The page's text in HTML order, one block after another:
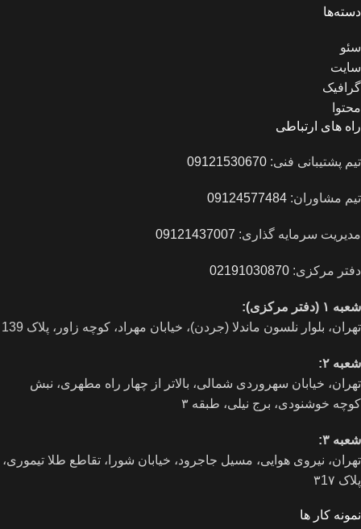
دسته‌ها
سئو
سایت
گرافیک
محتوا
راه های ارتباطی
تیم پشتیبانی فنی: 09121530670
تیم مشاوران: 09124577484
مدیریت سرمایه گذاری: 09121437007
دفتر مرکزی: 02191030870
شعبه ۱ (دفتر مرکزی):
تهران، بلوار نلسون ماندلا (جردن)، خیابان مهراد، کوچه زاور، پلاک 139
شعبه ۲:
تهران، خيابان سهروردی شمالی، بالاتر از چهار راه مطهری، نبش
کوچه خوشنودی، برج نیلی، طبقه ۳
شعبه ۳:
تهران، نیروی هوایی، مسیل جاجرود، خیابان شورا، تقاطع طلا تیموری،
پلاک ۳1۷
نمونه کار ها